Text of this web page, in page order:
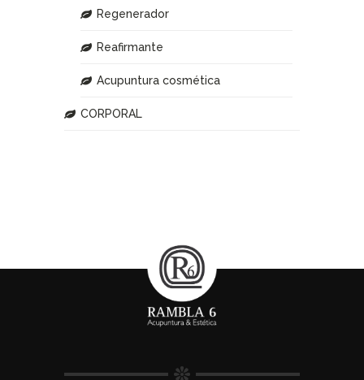
Regenerador
Reafirmante
Acupuntura cosmética
CORPORAL